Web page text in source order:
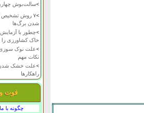
>سالت‌بوش
>
۷ روش تشخیص
شدن برگ‌ها
>چطور با
خاک کشاورزی را
>علت نوک سوزی
نکات مهم
>
راهکارها
فوت و
چگونه با